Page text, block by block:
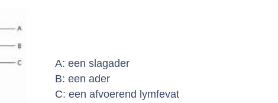
A: een slagader
B: een ader
C: een afvoerend lymfevat